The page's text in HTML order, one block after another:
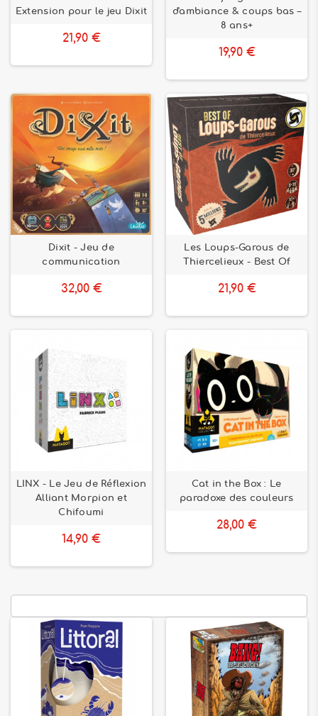
Extension pour le jeu Dixit
21,90 €
d'ambiance & coups bas –
8 ans+
19,90 €
Dixit - Jeu de
communication
32,00 €
Les Loups-Garous de
Thiercelieux - Best Of
21,90 €
LINX - Le Jeu de Réflexion
Alliant Morpion et
Chifoumi
14,90 €
Cat in the Box : Le
paradoxe des couleurs
28,00 €